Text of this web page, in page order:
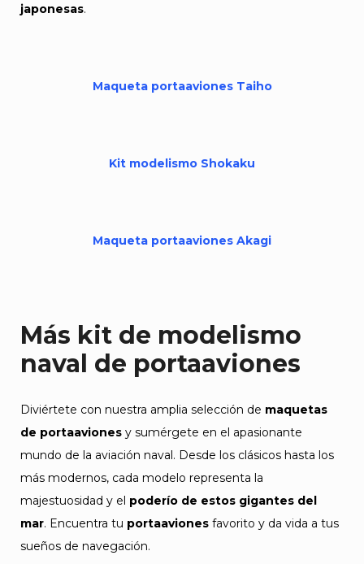
japonesas.
Maqueta portaaviones Taiho
Kit modelismo Shokaku
Maqueta portaaviones Akagi
Más kit de modelismo
naval de portaaviones
Diviértete con nuestra amplia selección de maquetas
de portaaviones y sumérgete en el apasionante
mundo de la aviación naval. Desde los clásicos hasta los
más modernos, cada modelo representa la
majestuosidad y el poderío de estos gigantes del
mar. Encuentra tu portaaviones favorito y da vida a tus
sueños de navegación.